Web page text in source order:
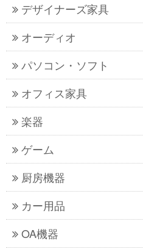
デザイナーズ家具
オーディオ
パソコン・ソフト
オフィス家具
楽器
ゲーム
厨房機器
カー用品
OA機器